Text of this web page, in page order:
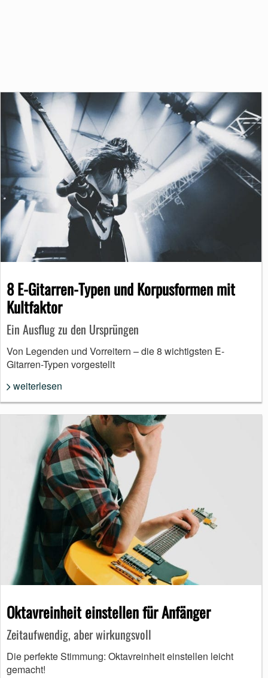
8 E-Gitarren-Typen und Korpusformen mit
Kultfaktor
Ein Ausflug zu den Ursprüngen
Von Legenden und Vorreitern – die 8 wichtigsten E-
Gitarren-Typen vorgestellt
weiterlesen
Oktavreinheit einstellen für Anfänger
Zeitaufwendig, aber wirkungsvoll
Die perfekte Stimmung: Oktavreinheit einstellen leicht
gemacht!